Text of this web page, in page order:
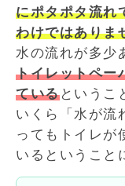
にポタポタ流れ
わけではありま
水の流れが多少
トイレットペー
ているというこ
いくら「水が流
ってもトイレが
いるということ